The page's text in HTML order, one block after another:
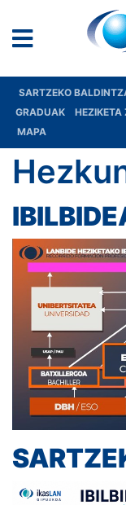
SARTZEKO
GRADUAK
HEZIKETA
MAPA